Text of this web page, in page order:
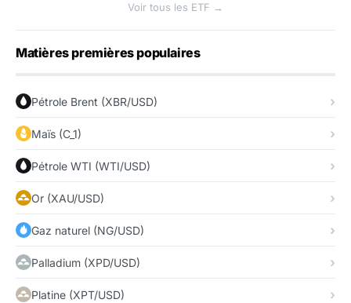
Voir tous les ETF →
Matières premières populaires
Pétrole Brent (XBR/USD)
Maïs (C_1)
Pétrole WTI (WTI/USD)
Or (XAU/USD)
Gaz naturel (NG/USD)
Palladium (XPD/USD)
Platine (XPT/USD)